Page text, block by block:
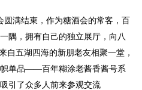
圆满结束，作为糖酒会的常客，百
隅，拥有自己的独立展厅，向八
自五湖四海的新朋老友相聚一堂，
单品——百年糊涂老酱香酱号系
引了众多人前来参观交流